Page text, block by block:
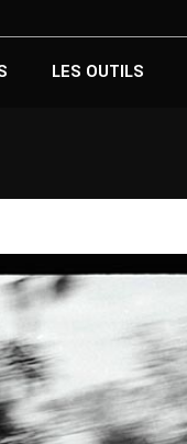
LES OUTILS